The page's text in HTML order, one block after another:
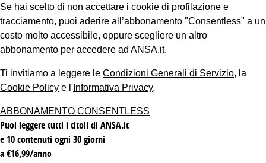
Se hai scelto di non accettare i cookie di profilazione e
tracciamento, puoi aderire all’abbonamento "Consentless" a un
costo molto accessibile, oppure scegliere un altro
abbonamento per accedere ad ANSA.it.
Ti invitiamo a leggere le Condizioni Generali di Servizio, la
Cookie Policy e l' Informativa Privacy.
ABBONAMENTO CONSENTLESS
Puoi leggere tutti i titoli di ANSA.it
e 10 contenuti ogni 30 giorni
a €16,99/anno